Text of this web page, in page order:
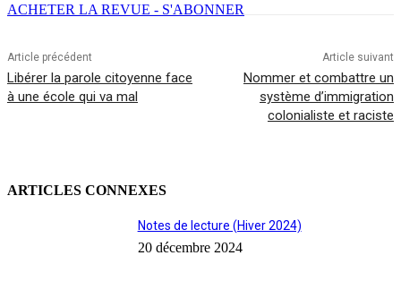
ACHETER LA REVUE - S'ABONNER
Article précédent
Libérer la parole citoyenne face
à une école qui va mal
Article suivant
Nommer et combattre un
système d’immigration
colonialiste et raciste
ARTICLES CONNEXES
Notes de lecture (Hiver 2024)
20 décembre 2024